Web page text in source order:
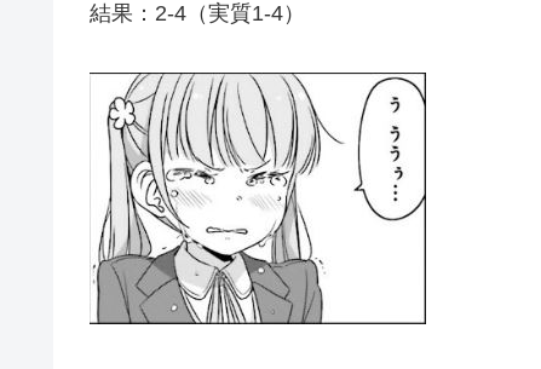
結果：2-4（実質1-4）